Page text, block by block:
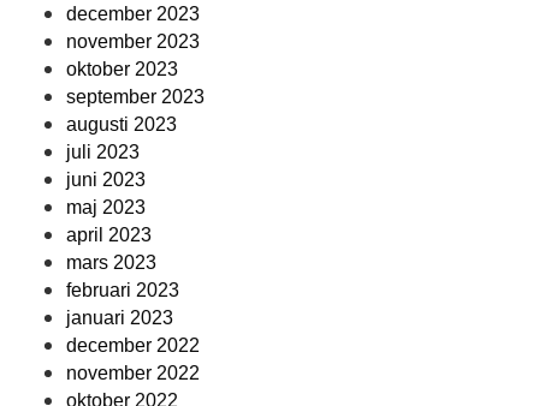
december 2023
november 2023
oktober 2023
september 2023
augusti 2023
juli 2023
juni 2023
maj 2023
april 2023
mars 2023
februari 2023
januari 2023
december 2022
november 2022
oktober 2022